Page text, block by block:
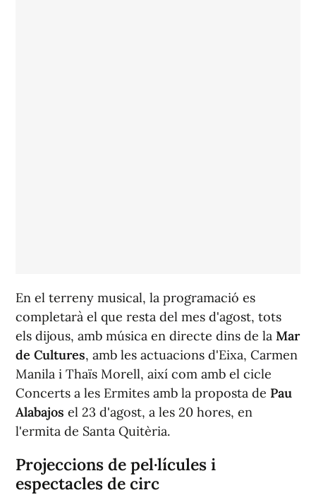
En el terreny musical, la programació es
completarà el que resta del mes d'agost, tots
els dijous, amb música en directe dins de la Mar
de Cultures, amb les actuacions d'Eixa, Carmen
Manila i Thaïs Morell, així com amb el cicle
Concerts a les Ermites amb la proposta de Pau
Alabajos el 23 d'agost, a les 20 hores, en
l'ermita de Santa Quitèria.
Projeccions de pel·lícules i
espectacles de circ